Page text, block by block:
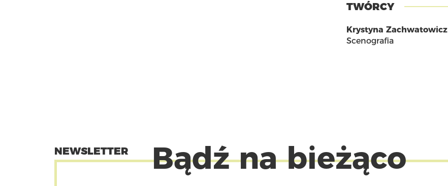
TWÓRCY
Krystyna Zachwatowicz
Scenografia
NEWSLETTER Bądź na bieżąco